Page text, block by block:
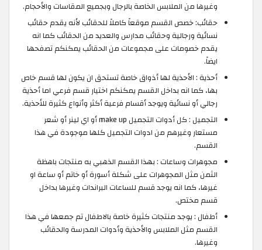
وغيرها من الملابس الخاصة بالرجال وبجميع المقاسات والأحجام.
حقائب: خصص القسم موقعاً كاملاً للحقائب لأنه يقدم حقائب
نسائية ورجالية وحقائب مدارس والعديد من الحقائب كما انه
يقدم خصومات على مجموعات من الحقائب يمكنكم تصفحها
ايضاً.
أحذية : الأحذية لها أذواق خاصة تستحق ان يكون لها قسم خاص
بها، كما انه بداخل القسم يمكنكم اختيار قسم فرعي اما أحذية
رجالي أو نسائية ويوجد أقسام فرعية أكثر وأنواع كثيرة للأحذية.
التجميل : كل أدوات التجميل make up أو اي لينر أو شعر
مستعار وغيرهم من ادوات التجميل كلها موجودة في هذا
القسم.
مجوهرات وساعات : بهذا القسم الذهبي به منتجات باهظة
الثمن مثل المجوهرات على شكلة أسورة أو خاتم أو ساعة او
غيرها، كما انه يوجد قسم للساعات البراندات وغيرها بداخل
قسم مختص.
أطفال : يوجد منتجات كثيرة خاصة بالاطفال تم جمعها في هذا
القسم مثل الملابس والأحذية وأدوات المدرسة والحقائب
وغيرها.